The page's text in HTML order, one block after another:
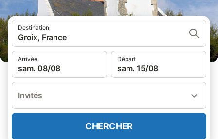
Destination
Groix, France
Arrivée
sam. 08/08
Départ
sam. 15/08
Invités
CHERCHER